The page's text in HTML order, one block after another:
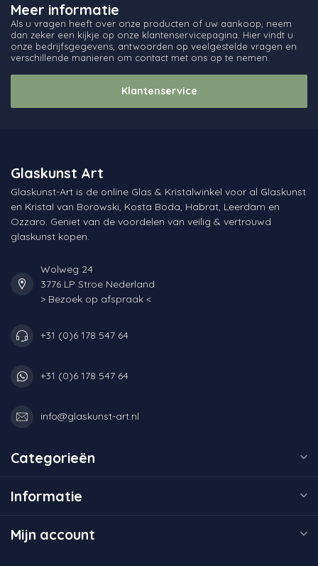
Meer informatie
Als u vragen heeft over onze producten of uw aankoop, neem
dan zeker een kijkje op onze klantenservicepagina. Hier vindt u
onze bedrijfsgegevens, antwoorden op veelgestelde vragen en
verschillende manieren om contact met ons op te nemen.
Klantenservice
Glaskunst Art
Glaskunst-Art is de online Glas & Kristalwinkel voor al Glaskunst
en Kristal van Borowski, Kosta Boda, Habrat, Leerdam en
Ozzaro. Geniet van de voordelen van veilig & vertrouwd
glaskunst kopen.
Wolweg 24
3776 LP Stroe Nederland
> Bezoek op afspraak <
+31 (0)6 178 547 64
+31 (0)6 178 547 64
info@glaskunst-art.nl
Categorieën
Informatie
Mijn account